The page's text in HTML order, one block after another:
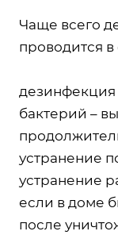
Чаще всего
проводится
дезинфекция
бактерий –
устранение
устранение
если в доме
после